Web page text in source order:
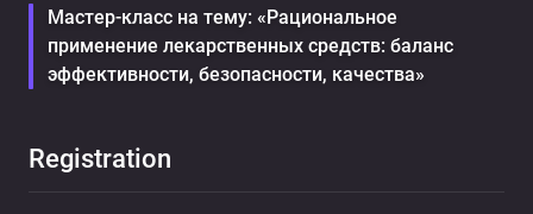
Мастер-класс на тему: «Рациональное
применение лекарственных средств: баланс
эффективности, безопасности, качества»
Registration